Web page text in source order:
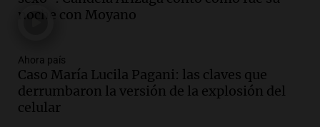
marchan contra reforma de tierras
Panorama Federal
Audio.
El "Mono" de Kapanga
adelantó su show en Rosario.
Viva la Radio Rosario
Episodios
noche con Moyano
Ahora país
Caso María Lucila Pagani: las claves que
derrumbaron la versión de la explosión del
celular